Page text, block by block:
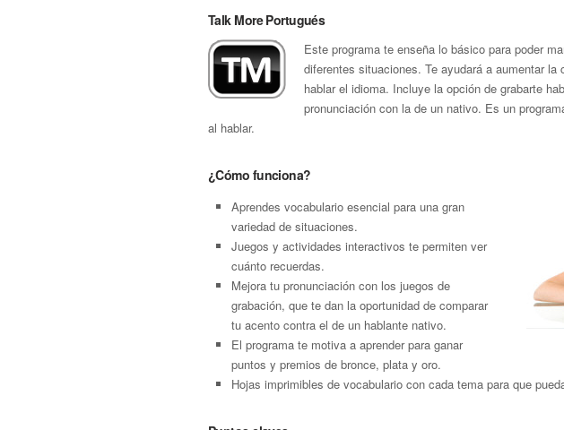
Talk More Portugués
Este programa te enseña lo básico para poder
diferentes situaciones. Te ayudará a aumentar
hablar el idioma. Incluye la opción de grabarte
pronunciación con la de un nativo. Es un
al hablar.
¿Cómo funciona?
Aprendes vocabulario esencial para una gran
variedad de situaciones.
Juegos y actividades interactivos te permiten ver
cuánto recuerdas.
Mejora tu pronunciación con los juegos de
grabación, que te dan la oportunidad de comparar
tu acento contra el de un hablante nativo.
El programa te motiva a aprender para ganar
puntos y premios de bronce, plata y oro.
Hojas imprimibles de vocabulario con cada tema para que